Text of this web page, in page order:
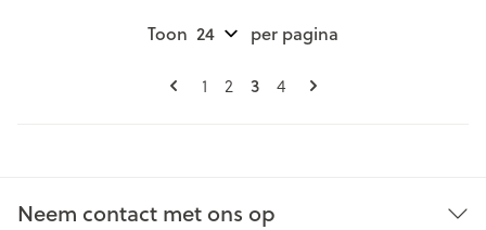
Pagina's
Pagina
1 Pagina
2 U lees momenteel pagina
3 Pagina
4
Toon per pagina
Neem contact met ons op